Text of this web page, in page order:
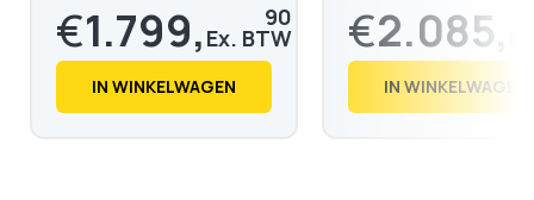
€1.799, 90
€ 2.177,
IN WINKELWAGEN
€2.085,
€ 2.523,
IN WINKELWAGEN